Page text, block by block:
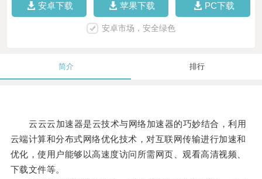
安卓下载 苹果下载 PC下载
安卓市场，安全绿色
简介 排行
云云云加速器是云技术与网络加速器的巧妙结合，利用
云端计算和分布式网络优化技术，对互联网传输进行加速和
优化，使用户能够以高速度访问所需网页、观看高清视频、
下载文件等。